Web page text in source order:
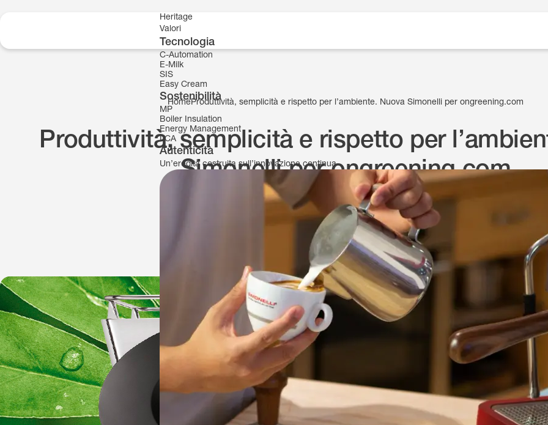
Heritage
Valori
Tecnologia
C-Automation
E-Milk
SIS
Easy Cream
Sostenibilità
MP
Boiler Insulation
Energy Management
LCA
Autenticità
Un’eredità costruita sull’innovazione continua
HomeProduttività, semplicità e rispetto per l’ambiente. Nuova Simonelli per ongreening.com
Produttività, semplicità e rispetto per
Simonelli per ongreening.com
11 Ottobre 2019